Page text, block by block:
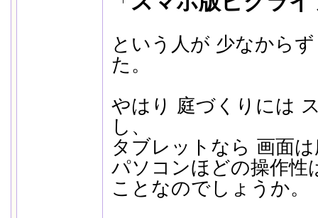
という人が 少なから
た。
やはり 庭づくりには
し、
タブレットなら 画面
パソコンほどの操作性
ことなのでしょうか。